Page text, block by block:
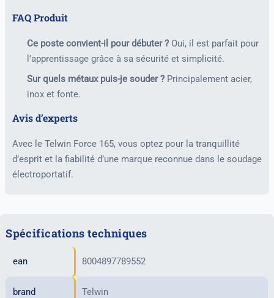
FAQ Produit
Ce poste convient-il pour débuter ? Oui, il est parfait pour
l’apprentissage grâce à sa sécurité et simplicité.
Sur quels métaux puis-je souder ? Principalement acier,
inox et fonte.
Avis d’experts
Avec le Telwin Force 165, vous optez pour la tranquillité
d’esprit et la fiabilité d’une marque reconnue dans le soudage
électroportatif.
Spécifications techniques
ean 8004897789552
brand Telwin